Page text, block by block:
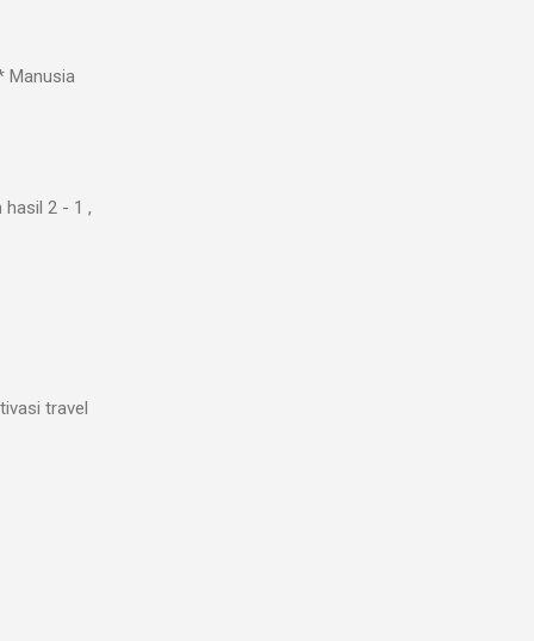
Manusia
hasil 2 - 1 ,
travel